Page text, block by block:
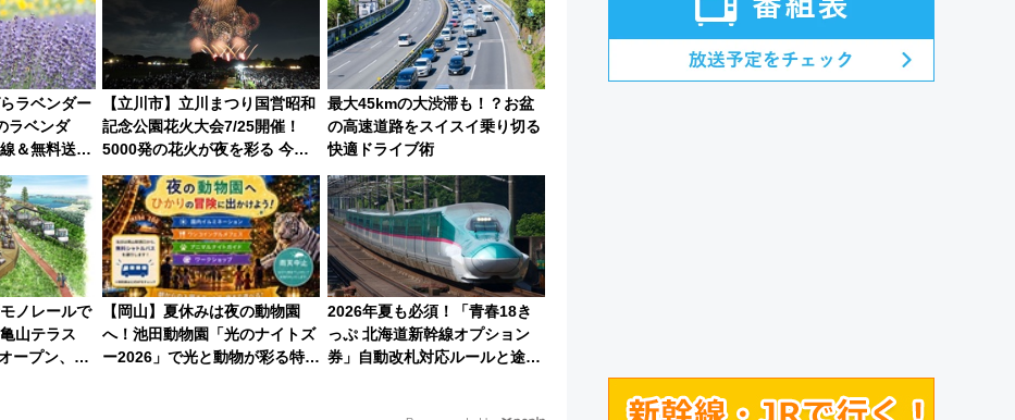
ラベンダー
ラベンダ
＆無料送迎
時間半で夏
【立川市】立川まつり国営昭和
記念公園花火大会7/25開催！
5000発の花火が夜を彩る 今年
は混雑に要注意、その理由は
最大45kmの大渋滞も！？お盆
の高速道路をスイスイ乗り切る
快適ドライブ術
ノレールで
山テラス
ープン、休
【岡山】夏休みは夜の動物園
へ！池田動物園「光のナイトズ
ー2026」で光と動物が彩る特別
2026年夏も必須！「青春18き
っぷ 北海道新幹線オプション
券」自動改札対応ルールと途中